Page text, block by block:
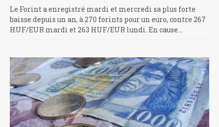
Le Forint a enregistré mardi et mercredi sa plus forte
baisse depuis un an, à 270 forints pour un euro, contre 267
HUF/EUR mardi et 263 HUF/EUR lundi. En cause…